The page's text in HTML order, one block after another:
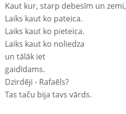
Kaut kur, starp debesīm un zemi,
Laiks kaut ko pateica.
Laiks kaut ko pieteica.
Laiks kaut ko noliedza
un tālāk iet
gaidīdams.
Dzirdēji - Rafaēls?
Tas taču bija tavs vārds.